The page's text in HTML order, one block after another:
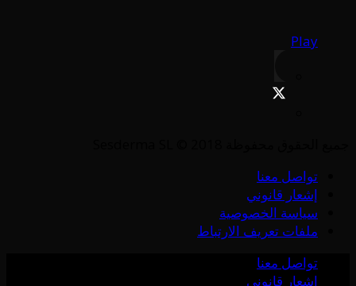
Play
تواصل معنا
إشعار قانوني
سياسة الخصوصية
ملفات تعريف الارتباط
تواصل معنا
إشعار قانوني